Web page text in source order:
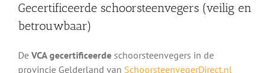
Gecertificeerde schoorsteenvegers (veilig en
betrouwbaar)
De VCA gecertificeerdeschoorsteenvegers in de
provincie Gelderland van SchoorsteenvegerDirect.nl